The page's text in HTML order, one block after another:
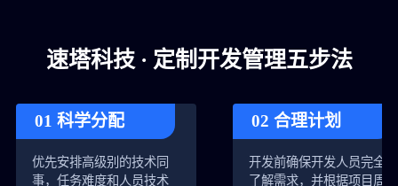
速塔科技 · 定制开发管理五步法
01 科学分配
优先安排高级别的技术同
事，任务难度和人员技术
02 合理计划
开发前确保开发人员完全
了解需求，并根据项目周